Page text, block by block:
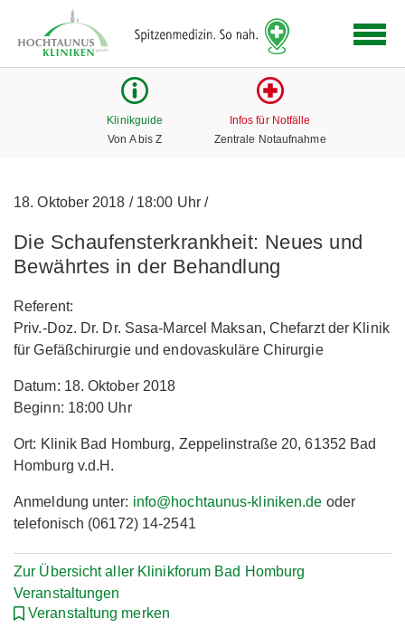
Link
zur
Klinikguide
Von A bis Z
Infos für Notfälle
Zentrale Notaufnahme
18. Oktober 2018 /18:00 Uhr /
Die Schaufensterkrankheit: Neues und
Bewährtes in der Behandlung
Referent:
Priv.-Doz. Dr. Dr. Sasa-Marcel Maksan, Chefarzt der Klinik
für Gefäßchirurgie und endovaskuläre Chirurgie
Datum: 18. Oktober 2018
Beginn: 18:00 Uhr
Ort: Klinik Bad Homburg, Zeppelinstraße 20, 61352 Bad
Homburg v.d.H.
Anmeldung unter: info@hochtaunus-kliniken.de oder
telefonisch (06172) 14-2541
Zur Übersicht aller Klinikforum Bad Homburg
Veranstaltungen
Veranstaltung merken